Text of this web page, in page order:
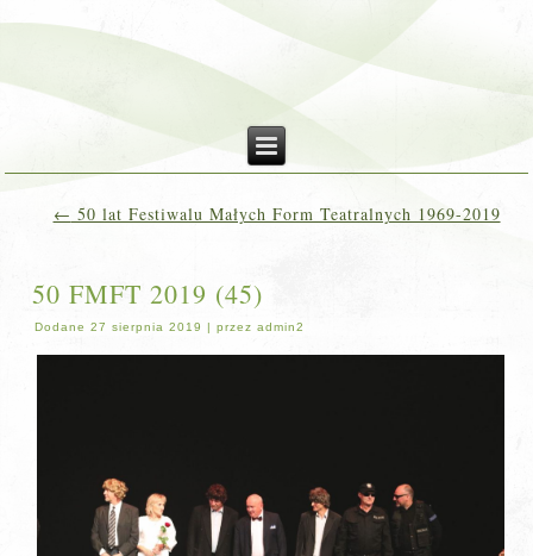
← 50 lat Festiwalu Małych Form Teatralnych 1969-2019
50 FMFT 2019 (45)
Dodane 27 sierpnia 2019 |przez admin2